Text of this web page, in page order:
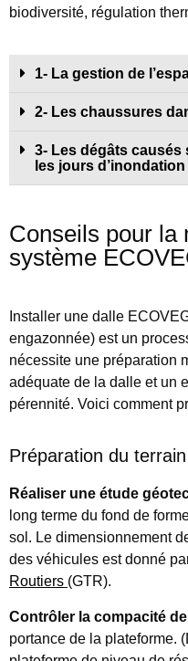
biodiversité, régulation
1- La gestion de
2- Les chaussures
3- Les dégâts
les jours d’inondation
Conseils pour
système
Installer une dalle
engazonnée) est un
nécessite une préparation
adéquate de la dalle et un
pérennité. Voici comment
Préparation du terrain
Réaliser une étude
long terme du fond de
sol. Le dimensionnement
des véhicules est donné
Routiers (GTR).
Contrôler la compacité
portance de la plateforme.